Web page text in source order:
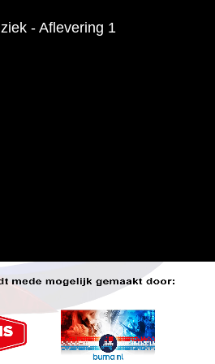
- Aflevering 1